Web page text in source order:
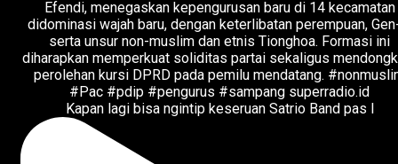
Kapan lagi bisa ngintip keseruan Satrio Band pas l